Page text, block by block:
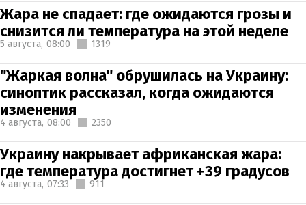
Жара не спадает: где ожидаются грозы и
снизится ли температура на этой неделе
5 августа, 08:00 1319
"Жаркая волна" обрушилась на Украину:
синоптик рассказал, когда ожидаются
изменения
4 августа, 08:00 2350
Украину накрывает африканская жара:
где температура достигнет +39 градусов
4 августа, 07:33 911